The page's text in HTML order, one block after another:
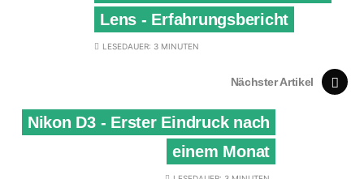
Lens - Erfahrungsbericht
LESEDAUER: 3 MINUTEN
Nächster Artikel
Nikon D3 - Erster Eindruck nach
einem Monat